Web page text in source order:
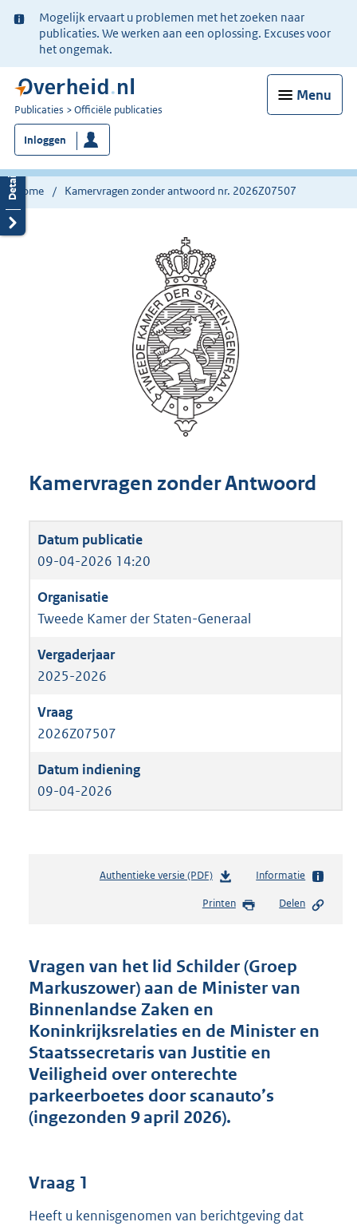
Ter
informatie:
Mogelijk ervaart u problemen met het zoeken naar
publicaties. We werken aan een oplossing. Excuses voor
het ongemak.
Menu
U
bent
nu
hier:
Publicaties Officiële publicaties
Inloggen
Home Kamervragen zonder antwoord nr. 2026Z07507
Kamervragen zonder Antwoord
09-04-2026 14:20
Tweede Kamer der Staten-Generaal
2025-2026
2026Z07507
09-04-2026
Authentieke versie (PDF)b
s
n
d
s
g
r
o
t
t
e
:
Informatie
Printen Delen
Vragen van het lid Schilder (Groep
Markuszower) aan de Minister van
Binnenlandse Zaken en
Koninkrijksrelaties en de Minister en
Staatssecretaris van Justitie en
Veiligheid over onterechte
parkeerboetes door scanauto’s
(ingezonden 9 april 2026).
Vraag 1
Heeft u kennisgenomen van berichtgeving dat